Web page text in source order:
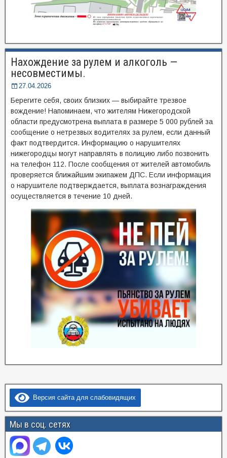
Нахождение за рулем и алкоголь —
несовместимы.
27.04.2026
Берегите себя, своих близких — выбирайте трезвое
вождение! Напоминаем, что жителям Нижегородской
области предусмотрена выплата в размере 5 000 рублей за
сообщение о нетрезвых водителях за рулем, если данный
факт подтвердится. Информацию о нарушителях
нижегородцы могут направлять в полицию либо позвонить
на телефон 112. После сообщения от жителей автомобиль
проверяется ближайшим экипажем ДПС. Если информация
о нарушителе подтверждается, выплата вознаграждения
осуществляется в течение 10 дней.
Версия сайта для слабовидящих
Мы в соц. сетях